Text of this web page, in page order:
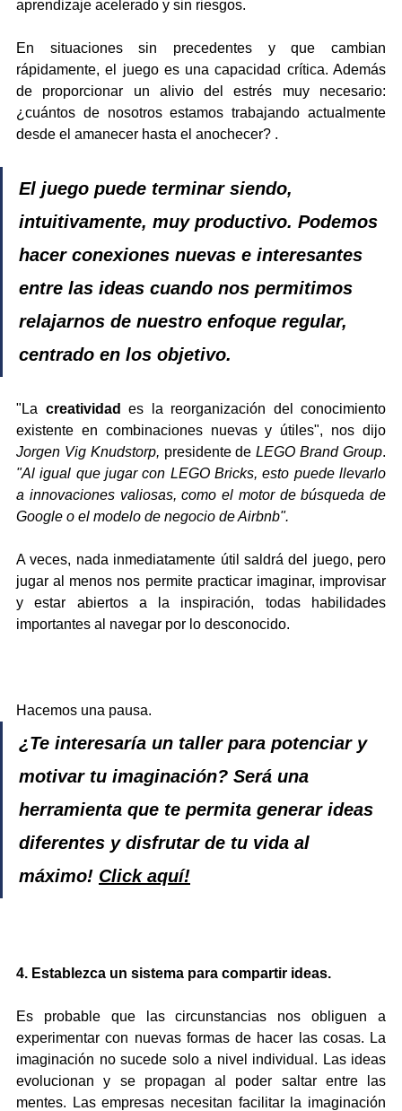
aprendizaje acelerado y sin riesgos.
En situaciones sin precedentes y que cambian
rápidamente, el juego es una capacidad crítica. Además
de proporcionar un alivio del estrés muy necesario:
¿cuántos de nosotros estamos trabajando actualmente
desde el amanecer hasta el anochecer? .
El juego puede terminar siendo,
intuitivamente, muy productivo. Podemos
hacer conexiones nuevas e interesantes
entre las ideas cuando nos permitimos
relajarnos de nuestro enfoque regular,
centrado en los objetivo.
"La creatividad
es la reorganización del conocimiento
Jorgen Vig Knudstorp, presidente de LEGO Brand Group
"Al igual que jugar con LEGO Bricks, esto puede llevarlo
a innovaciones valiosas, como el motor de búsqueda de
Google o el modelo de negocio de Airbnb".
A veces, nada inmediatamente útil saldrá del juego, pero
jugar al menos nos permite practicar imaginar, improvisar
y estar abiertos a la inspiración, todas habilidades
importantes al navegar por lo desconocido.
Hacemos una pausa.
¿Te interesaría un taller para potenciar y
motivar tu imaginación? Será una
herramienta que te permita generar ideas
diferentes y disfrutar de tu vida al
máximo! Click aquí!
4. Establezca un sistema para compartir ideas.
Es probable que las circunstancias nos obliguen a
experimentar con nuevas formas de hacer las cosas. La
imaginación no sucede solo a nivel individual. Las ideas
evolucionan y se propagan al poder saltar entre las
mentes. Las empresas necesitan facilitar la imaginación